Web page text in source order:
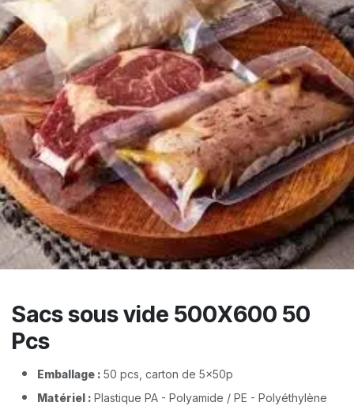
Sacs sous vide 500X600 50
Pcs
Emballage : 50 pcs, carton de 5x50p
Matériel : Plastique PA - Polyamide / PE - Polyéthylène